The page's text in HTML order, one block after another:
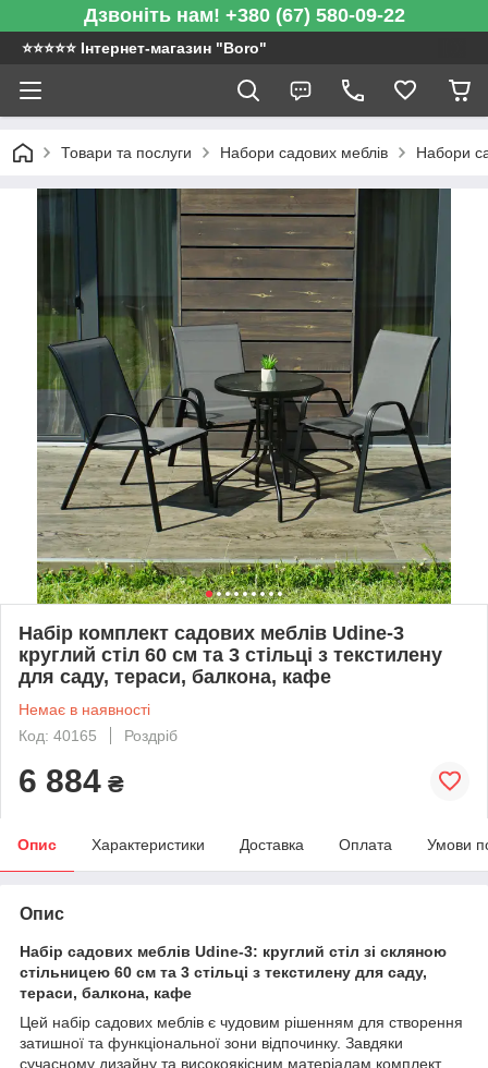
Дзвоніть нам! +380 (67) 580-09-22
⭐️⭐️⭐️⭐️⭐️ Інтернет-магазин "Boro"
Товари та послуги Набори садових меблів Набори
Набір комплект садових меблів Udine-3
круглий стіл 60 см та 3 стільці з текстилену
для саду, тераси, балкона, кафе
Немає в наявності
Код: 40165
Роздріб
6 884 ₴
Опис Характеристики Доставка Оплата Умови
Опис
Набір садових меблів Udine-3: круглий стіл зі скляною
стільницею 60 см та 3 стільці з текстилену для саду,
тераси, балкона, кафе
Цей набір садових меблів є чудовим рішенням для створення
затишної та функціональної зони відпочинку. Завдяки
сучасному дизайну та високоякісним матеріалам комплект